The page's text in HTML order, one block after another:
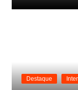
Destaque